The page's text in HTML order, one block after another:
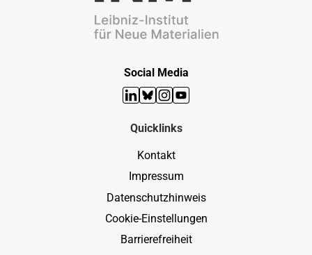
Social Media
LinkedIn
Bluesky
Instagram
YouTube
Quicklinks
Kontakt
Impressum
Datenschutzhinweis
Cookie-Einstellungen
Barrierefreiheit